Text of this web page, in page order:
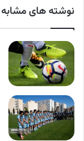
نوشته های مشابه